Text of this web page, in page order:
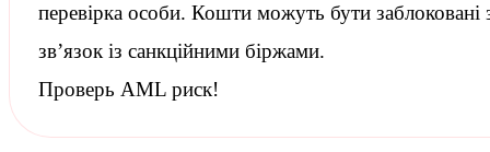
перевірка особи. Кошти можуть бути заблоковані
зв’язок із санкційнимибіржами.
Проверь AML риск!